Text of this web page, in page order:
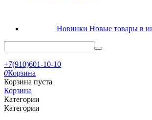
Новинки Новые товары в
+7(910)601-10-10
0Корзина
Корзина пуста
Корзина
Категории
Категории